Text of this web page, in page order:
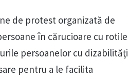
de protest organizată de
în cărucioare cu rotile
persoanelor cu dizabilităţi
pentru a le facilita